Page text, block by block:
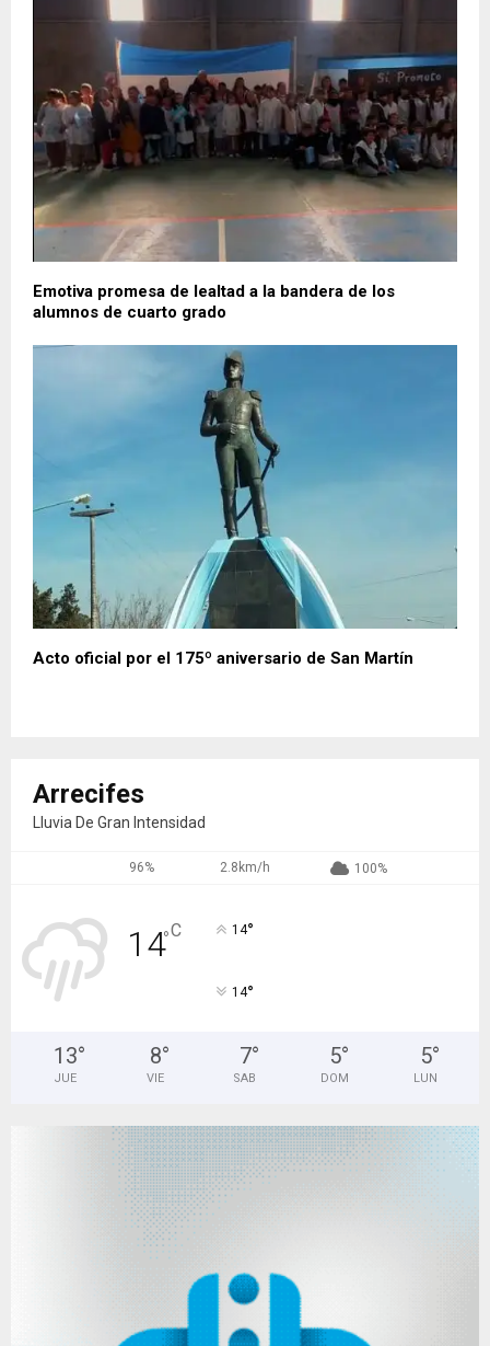
Emotiva promesa de lealtad a la bandera de los
alumnos de cuarto grado
Acto oficial por el 175º aniversario de San Martín
Arrecifes
Lluvia De Gran Intensidad
96% 2.8km/h 100%
14°C 14°
14°
13°
JUE
8°
VIE
7°
SAB
5°
DOM
5°
LUN